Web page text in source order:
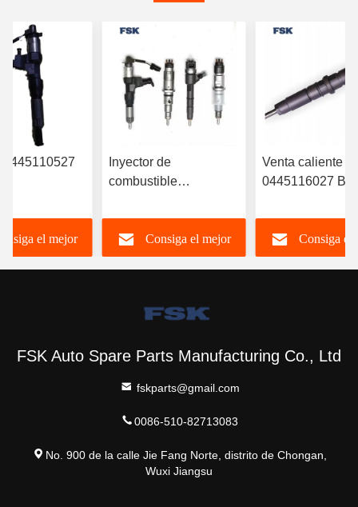
0445110527
de
Inyector
el mejor
Inyector de
combustible
Euro IV Inyector
612630090055 FSKG
Duradero
Consiga el mejor
Venta caliente
0445116027
combustible
6420701287
Mercedes
Consiga el
FSK Auto Spare Parts Manufacturing Co., Ltd
fskparts@gmail.com
0086-510-82713083
No. 900 de la calle Jie Fang Norte, distrito de Chongan,
Wuxi Jiangsu